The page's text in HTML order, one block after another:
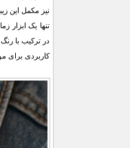
نیز مکمل این
تنها یک
در ترکیب با
کاربردی برای